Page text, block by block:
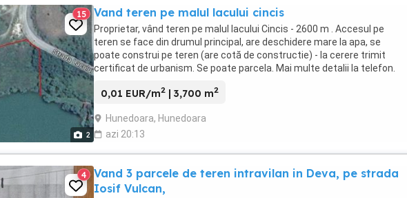
2
15 Vand teren pe malul lacului cincis
Proprietar, vând teren pe malul lacului Cincis - 2600 m . Accesul pe
teren se face din drumul principal, are deschidere mare la apa, se
poate construi pe teren (are cotă de constructie) - la cerere trimit
certificat de urbanism. Se poate parcela. Mai multe detalii la telefon.
0,01 EUR/m2 | 3,700 m2
Hunedoara, Hunedoara
azi 20:13
4
Vand 3 parcele de teren intravilan in Deva, pe strada
Iosif Vulcan,